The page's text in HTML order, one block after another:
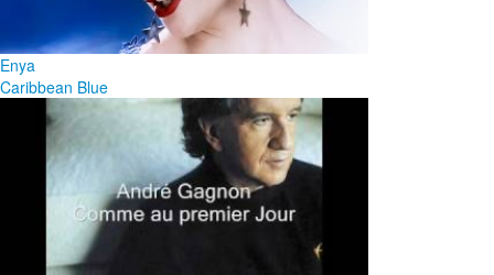
Enya
Caribbean Blue